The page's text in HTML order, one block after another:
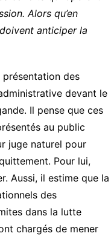
Alors qu’en
anticiper la
des
devant le
Il pense que ces
au public
juge naturel pour
Pour lui,
Aussi, il estime que la
des
dans la lutte
chargés de mener